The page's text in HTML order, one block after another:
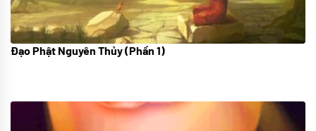
08/06/2022
Đạo Phật Nguyên Thủy (Phần 1)